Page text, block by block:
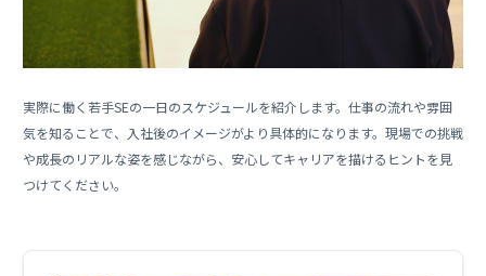
実際に働く若手SEの一日のスケジュールを紹介します。仕事の流れや雰囲
気を知ることで、入社後のイメージがより具体的になります。現場での挑戦
や成長のリアルな姿を感じながら、安心してキャリアを描けるヒントを見
つけてください。